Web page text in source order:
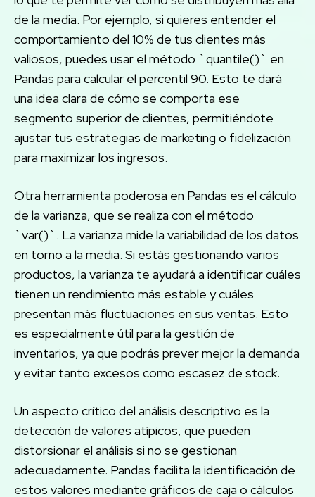
de la media. Por ejemplo, si quieres entender el
comportamiento del 10% de tus clientes más
valiosos, puedes usar el método `quantile()` en
Pandas para calcular el percentil 90. Esto te dará
una idea clara de cómo se comporta ese
segmento superior de clientes, permitiéndote
ajustar tus estrategias de marketing o fidelización
para maximizar los ingresos.
Otra herramienta poderosa en Pandas es el cálculo
de la varianza, que se realiza con el método
`var()`. La varianza mide la variabilidad de los datos
en torno a la media. Si estás gestionando varios
productos, la varianza te ayudará a identificar cuáles
tienen un rendimiento más estable y cuáles
presentan más fluctuaciones en sus ventas. Esto
es especialmente útil para la gestión de
inventarios, ya que podrás prever mejor la demanda
y evitar tanto excesos como escasez de stock.
Un aspecto crítico del análisis descriptivo es la
detección de valores atípicos, que pueden
distorsionar el análisis si no se gestionan
adecuadamente. Pandas facilita la identificación de
estos valores mediante gráficos de caja o cálculos